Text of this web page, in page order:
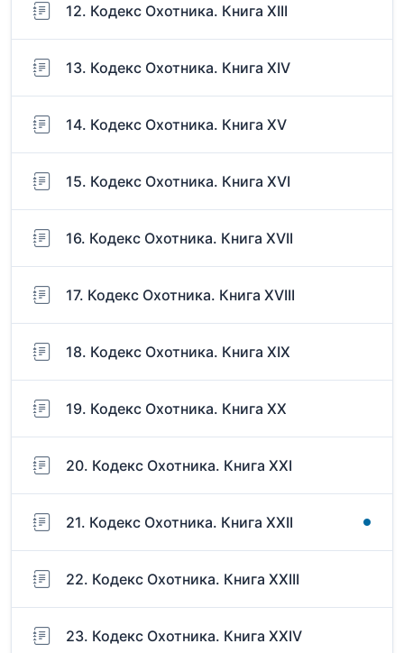
12. Кодекс Охотника. Книга XIII
13. Кодекс Охотника. Книга XIV
14. Кодекс Охотника. Книга XV
15. Кодекс Охотника. Книга XVI
16. Кодекс Охотника. Книга XVII
17. Кодекс Охотника. Книга XVIII
18. Кодекс Охотника. Книга XIX
19. Кодекс Охотника. Книга ХХ
20. Кодекс Охотника. Книга XXI
21. Кодекс Охотника. Книга XXII
22. Кодекс Охотника. Книга XXIII
23. Кодекс Охотника. Книга XXIV